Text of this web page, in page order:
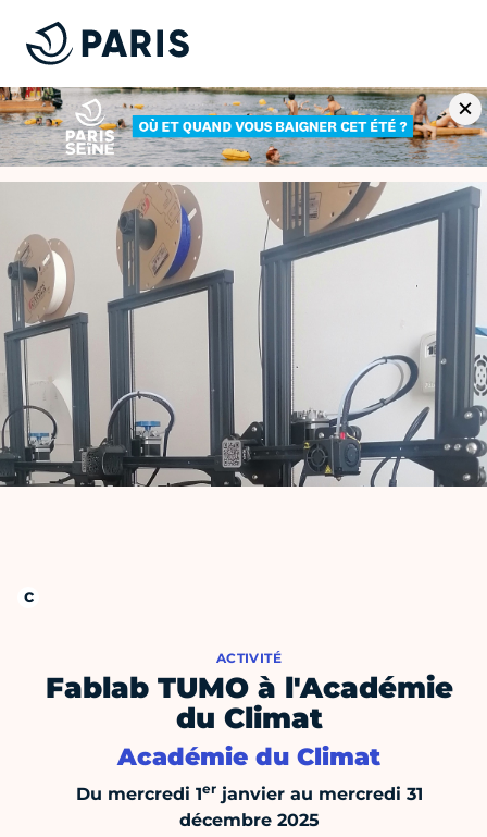
ACTIVITÉ
Fablab TUMO à l'Académie
du Climat
Académie du Climat
Du mercredi 1erjanvier au mercredi 31
décembre 2025